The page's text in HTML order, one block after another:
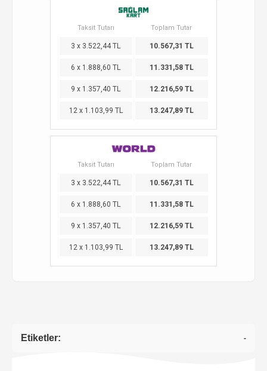
Taksit Tutarı Toplam Tutar
3 x 3.522,44 TL 10.567,31 TL
6 x 1.888,60 TL 11.331,58 TL
9 x 1.357,40 TL 12.216,59 TL
12 x 1.103,99 TL 13.247,89 TL
Taksit Tutarı Toplam Tutar
3 x 3.522,44 TL 10.567,31 TL
6 x 1.888,60 TL 11.331,58 TL
9 x 1.357,40 TL 12.216,59 TL
12 x 1.103,99 TL 13.247,89 TL
Etiketler: -